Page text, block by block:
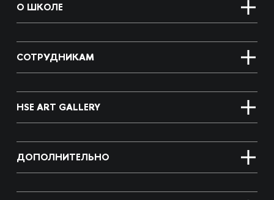
О ШКОЛЕ
СОТРУДНИКАМ
HSE ART GALLERY
ДОПОЛНИТЕЛЬНО